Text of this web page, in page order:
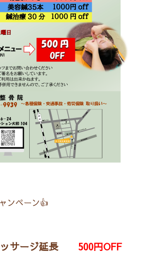
ンペーン👍
サージ延長 500円OFF